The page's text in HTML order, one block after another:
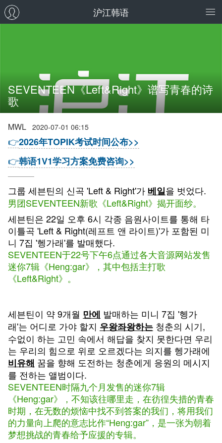
沪江韩语
SEVENTEEN《Left&Right》谱写青春的诗
歌
MWL 2020-07-01 06:15
👉2026年TOPIK考试时间公布>>
👉韩语1V1学习方案免费咨询>>
그룹 세븐틴의 신곡 'Left & Right'가 베일을 벗었다.
男团SEVENTEEN新歌《Left&Right》揭开面纱。
세븐틴은 22일 오후 6시 각종 음원사이트를 통해 타
이틀곡 'Left & Right(레프트 앤 라이트)'가 포함된 미
니 7집 '헹가래'를 발매했다.
SEVENTEEN于22号下午6点通过各大音源网站发售
迷你7辑《Heng:gar》，其中包括主打歌
《Left&Right》。
세븐틴이 약 9개월 만에 발매하는 미니 7집 '헹가
래'는 어디로 가야 할지 우왕좌왕하는 청춘의 시기,
수없이 하는 고민 속에서 해답을 찾지 못한다면 우리
는 우리의 힘으로 위로 오르겠다는 의지를 헹가래에
비유해 꿈을 향해 도전하는 청춘에게 응원의 메시지
를 전하는 앨범이다.
SEVENTEEN时隔九个月发售的迷你7辑
《Heng:gar》，不知该往哪里走，在彷徨失措的青春
时期，在无数的烦恼中找不到答案的我们，将用我们
的力量向上爬的意志比作“Heng:gar”，是一张为朝着
梦想挑战的青春给予应援的专辑。